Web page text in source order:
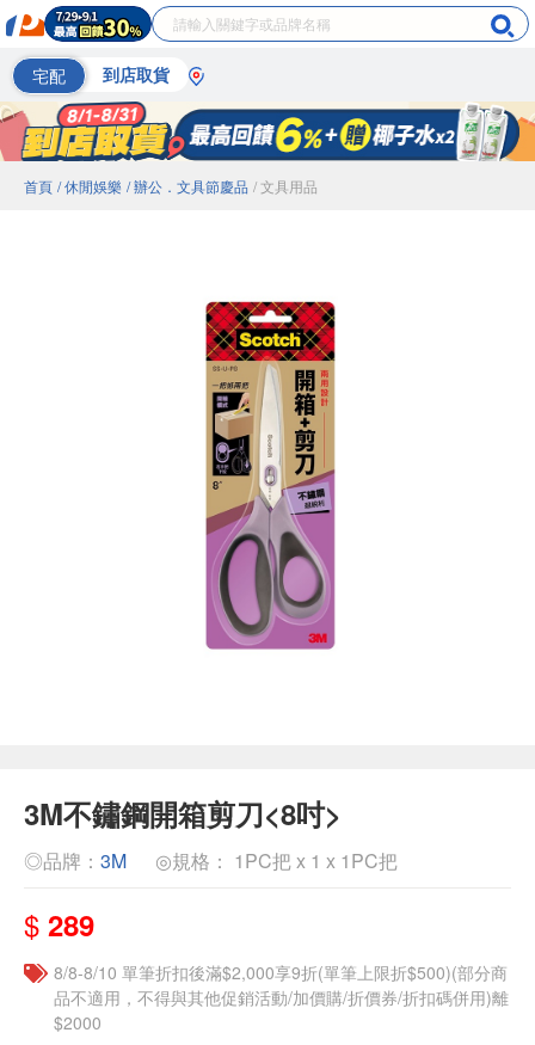
宅配 到店取貨
首頁 / 休閒娛樂 / 辦公．文具節慶品 / 文具用品
3M不鏽鋼開箱剪刀<8吋>
◎品牌： 3M ◎規格： 1PC把 x 1 x 1PC把
$ 289
8/8-8/10 單筆折扣後滿$2,000享9折(單筆上限折$500)(部分商
品不適用，不得與其他促銷活動/加價購/折價券/折扣碼併用)離
$2000